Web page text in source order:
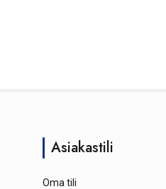
Asiakastili
Oma tili